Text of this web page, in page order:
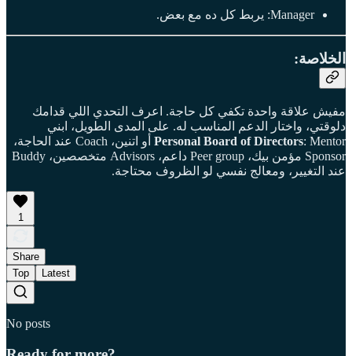
Manager: يربط كل ده مع بعض.
الخلاصة:
مفيش علاقة واحدة تكفي كل حاجة. اعرف التحدي اللي قدامك
دلوقتي، واختار الدعم المناسب له. على المدى الطويل، ابني
Personal Board of Directors
: Mentor أو اتنين، Coach عند الحاجة،
Sponsor مؤمن بيك، Peer group داعم، Advisors متخصصين، Buddy
عند التغيير، ومعالج نفسي لو الظروف محتاجة.
1
Share
Top
Latest
No posts